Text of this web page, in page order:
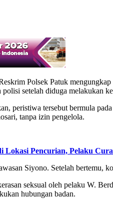
Polsek Patuk
setelah diduga melakukan
peristiwa tersebut bermula
tanpa izin pengelola.
Lokasi Pencurian, Pelaku
Siyono. Setelah bertemu,
seksual oleh pelaku W.
hubungan badan.